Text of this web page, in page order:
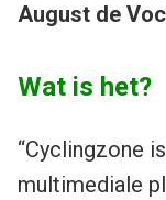
August de
Wat is het?
“Cyclingzone
multimediale